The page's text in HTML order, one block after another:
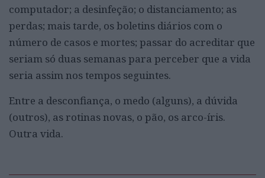
computador; a desinfeção; o distanciamento; as
perdas; mais tarde, os boletins diários com o
número de casos e mortes; passar do acreditar que
seriam só duas semanas para perceber que a vida
seria assim nos tempos seguintes.
Entre a desconfiança, o medo (alguns), a dúvida
(outros), as rotinas novas, o pão, os arco-íris.
Outra vida.